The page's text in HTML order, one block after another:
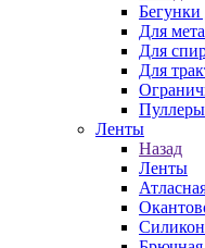
Для
Для
Для
Пуллеры
Ленты
Назад
Ленты